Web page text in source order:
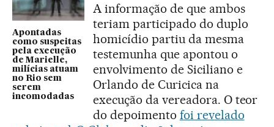
Apontadas
como suspeitas
pela execução
de Marielle,
milícias atuam
no Rio sem
serem
incomodadas
A informação de que ambos
teriam participado do duplo
homicídio partiu da mesma
testemunha que apontou o
envolvimento de Siciliano e
Orlando de Curicica na
execução da vereadora. O teor
do depoimento foi revelado